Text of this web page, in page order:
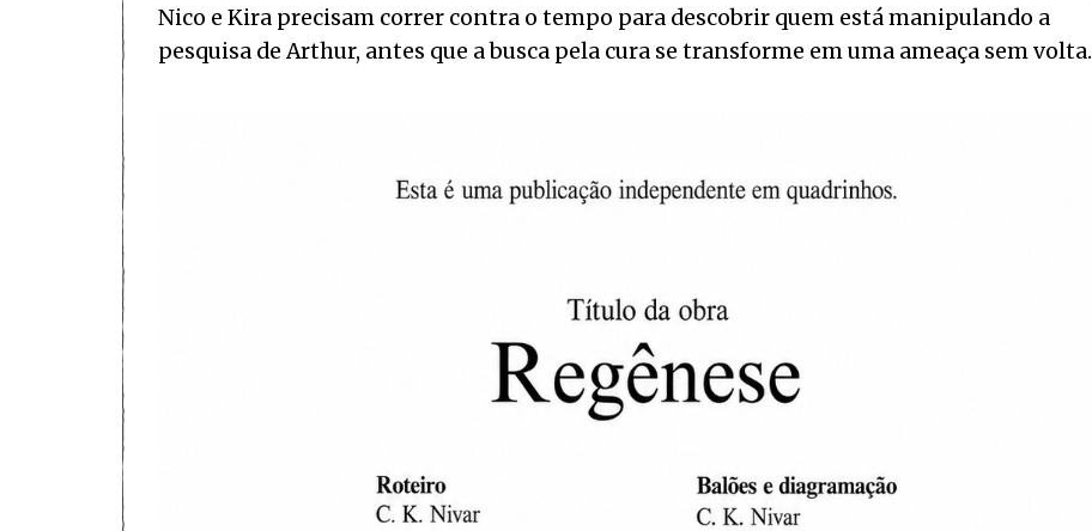
Nico e Kira precisam correr contra o tempo para descobrir quem está manipulando a
pesquisa de Arthur, antes que a busca pela cura se transforme em uma ameaça sem volta.